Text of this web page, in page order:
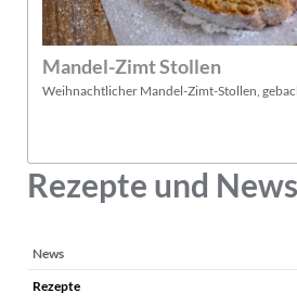
Mandel-Zimt Stollen
Weihnachtlicher Mandel-Zimt-Stollen,
Rezepte und News
Navigation
überspringen
News
Rezepte